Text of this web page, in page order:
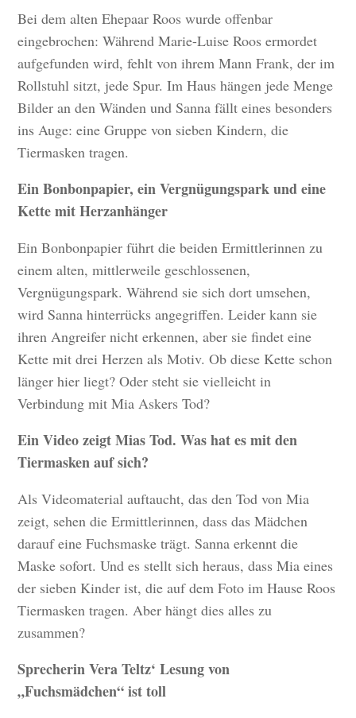
Bei dem alten Ehepaar Roos wurde offenbar
eingebrochen: Während Marie-Luise Roos ermordet
aufgefunden wird, fehlt von ihrem Mann Frank, der im
Rollstuhl sitzt, jede Spur. Im Haus hängen jede Menge
Bilder an den Wänden und Sanna fällt eines besonders
ins Auge: eine Gruppe von sieben Kindern, die
Tiermasken tragen.
Ein Bonbonpapier, ein Vergnügungspark und eine
Kette mit Herzanhänger
Ein Bonbonpapier führt die beiden Ermittlerinnen zu
einem alten, mittlerweile geschlossenen,
Vergnügungspark. Während sie sich dort umsehen,
wird Sanna hinterrücks angegriffen. Leider kann sie
ihren Angreifer nicht erkennen, aber sie findet eine
Kette mit drei Herzen als Motiv. Ob diese Kette schon
länger hier liegt? Oder steht sie vielleicht in
Verbindung mit Mia Askers Tod?
Ein Video zeigt Mias Tod. Was hat es mit den
Tiermasken auf sich?
Als Videomaterial auftaucht, das den Tod von Mia
zeigt, sehen die Ermittlerinnen, dass das Mädchen
darauf eine Fuchsmaske trägt. Sanna erkennt die
Maske sofort. Und es stellt sich heraus, dass Mia eines
der sieben Kinder ist, die auf dem Foto im Hause Roos
Tiermasken tragen. Aber hängt dies alles zu
zusammen?
Sprecherin Vera Teltz‘ Lesung von
„Fuchsmädchen“ ist toll